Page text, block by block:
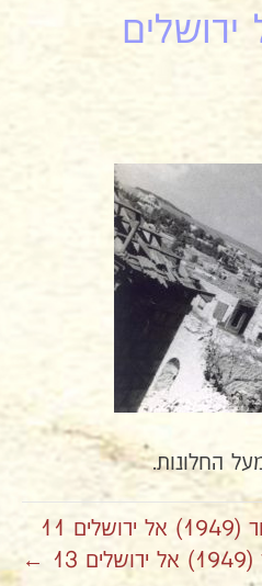
אל ירושלים
החלונות.
11
←